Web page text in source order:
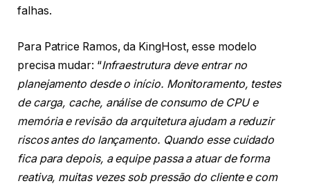
falhas.
Para Patrice Ramos, da KingHost, esse modelo
precisa mudar: “Infraestrutura deve entrar no
planejamento desde o início. Monitoramento, testes
de carga, cache, análise de consumo de CPU e
memória e revisão da arquitetura ajudam a reduzir
riscos antes do lançamento. Quando esse cuidado
fica para depois, a equipe passa a atuar de forma
reativa, muitas vezes sob pressão do cliente e com